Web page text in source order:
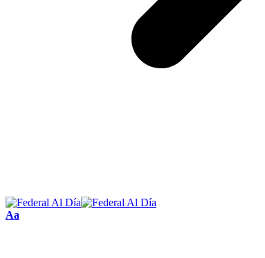
Tamaño
Aa